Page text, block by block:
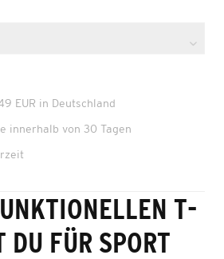
EUR in Deutschland
innerhalb von 30 Tagen
T-
DU FÜR SPORT